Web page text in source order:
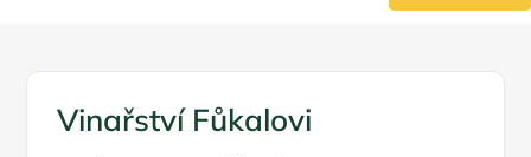
Vinařství Fůkalovi